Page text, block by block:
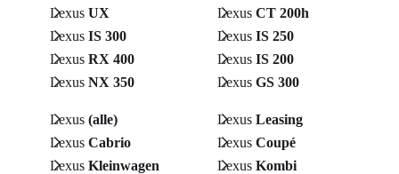
Lexus UX Lexus CT 200h
Lexus IS 300 Lexus IS 250
Lexus RX 400 Lexus IS 200
Lexus NX 350 Lexus GS 300
Lexus (alle) Lexus Leasing
Lexus Cabrio Lexus Coupé
Lexus Kleinwagen Lexus Kombi